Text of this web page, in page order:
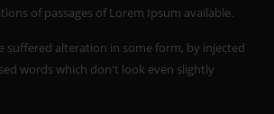
of passages of Lorem Ipsum available.
suffered alteration in some form, by injected
words which don't look even slightly